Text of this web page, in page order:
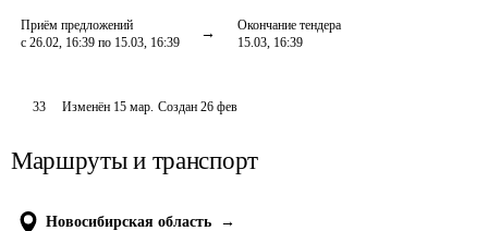
Приём предложений
с 26.02, 16:39 по 15.03, 16:39
Окончание тендера
15.03, 16:39
33 Изменён 15 мар. Создан 26 фев
Маршруты и транспорт
Новосибирская область
→